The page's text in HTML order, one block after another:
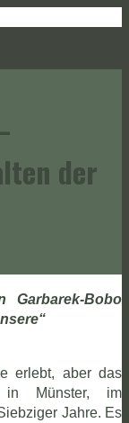
der
Bobo
erlebt, aber das
in Münster, im
Jahre. Es